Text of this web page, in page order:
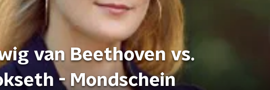
van Beethoven vs.
- Mondschein